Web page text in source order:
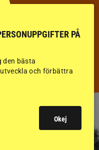
PÅ
den bästa
och förbättra
Okej